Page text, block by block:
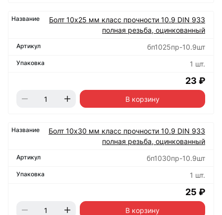
Болт 10х25 мм класс прочности 10.9 DIN 933
полная резьба, оцинкованный
бп1025пр-10.9шт
1 шт.
23 ₽
В корзину
Болт 10х30 мм класс прочности 10.9 DIN 933
полная резьба, оцинкованный
бп1030пр-10.9шт
1 шт.
25 ₽
В корзину